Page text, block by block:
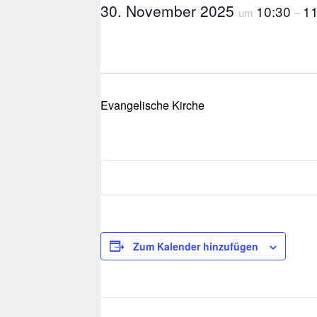
30. November 2025 um 10:30 –
Evangelische Kirche
Zum Kalender hinzufügen